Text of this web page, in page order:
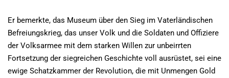
Er bemerkte, das Museum über den Sieg im Vaterländischen
Befreiungskrieg, das unser Volk und die Soldaten und Offiziere
der Volksarmee mit dem starken Willen zur unbeirrten
Fortsetzung der siegreichen Geschichte voll ausrüstet, sei eine
ewige Schatzkammer der Revolution, die mit Unmengen Gold